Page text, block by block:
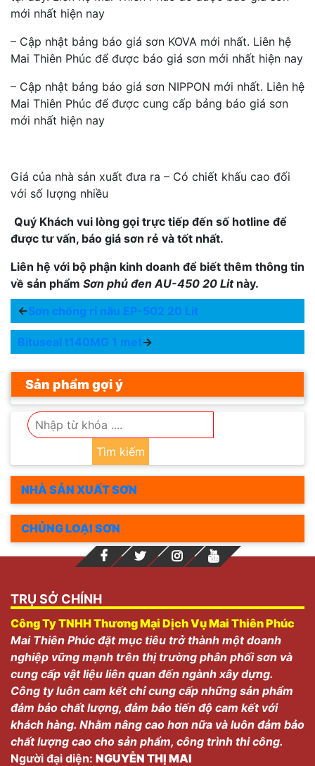
mới nhất hiện nay
– Cập nhật bảng báo giá sơn KOVA mới nhất. Liên hệ
Mai Thiên Phúc để được báo giá sơn mới nhất hiện nay
– Cập nhật bảng báo giá sơn NIPPON mới nhất. Liên hệ
Mai Thiên Phúc để được cung cấp bảng báo giá sơn
mới nhất hiện nay
Giá của nhà sản xuất đưa ra – Có chiết khấu cao đối
với số lượng nhiều
Quý Khách vui lòng gọi trực tiếp đến số hotline để
được tư vấn, báo giá sơn rẻ và tốt nhất.
Liên hệ với bộ phận kinh doanh để biết thêm thông tin
về sản phẩm Sơn phủ đen AU-450 20 Litnày.
←Sơn chống rỉ nâu EP-502 20 Lit
Bituseal t140MG 1 met→
Sản phẩm gợi ý
Tìm kiếm
NHÀ SẢN XUẤT SƠN
CHỦNG LOẠI SƠN
TRỤ SỞ CHÍNH
Công Ty TNHH Thương Mại Dịch Vụ Mai Thiên Phúc
Mai Thiên Phúc đặt mục tiêu trở thành một doanh
nghiệp vững mạnh trên thị trường phân phối sơn và
cung cấp vật liệu liên quan đến ngành xây dựng.
Công ty luôn cam kết chỉ cung cấp những sản phẩm
đảm bảo chất lượng, đảm bảo tiến độ cam kết với
khách hàng. Nhằm nâng cao hơn nữa và luôn đảm bảo
chất lượng cao cho sản phẩm, công trình thi công.
Người đại diện: NGUYỄN THỊ MAI